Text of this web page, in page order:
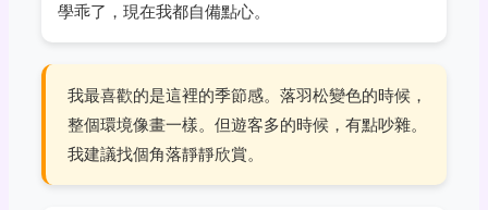
學乖了，現在我都自備點心。
我最喜歡的是這裡的季節感。落羽松變色的時候，
整個環境像畫一樣。但遊客多的時候，有點吵雜。
我建議找個角落靜靜欣賞。